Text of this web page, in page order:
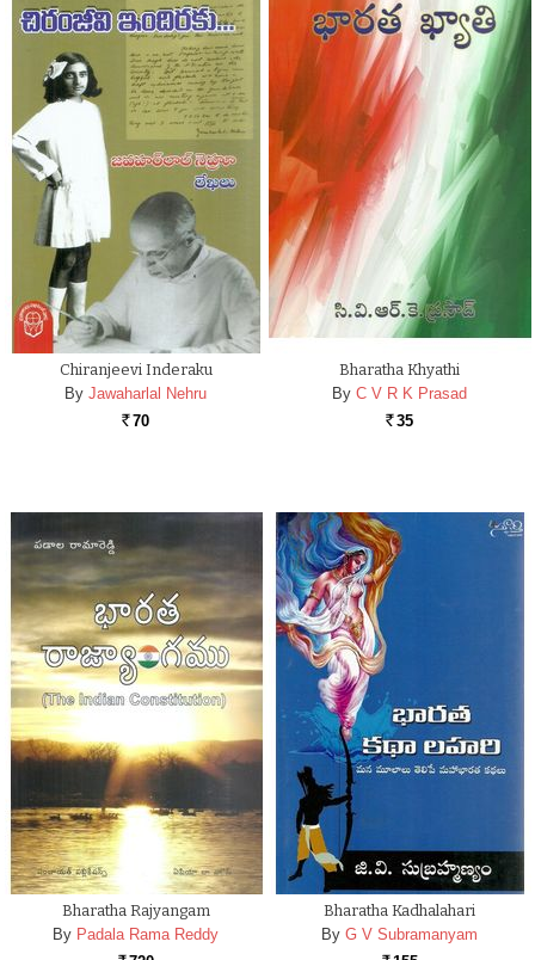
Chiranjeevi Inderaku
By Jawaharlal Nehru
Rs. 70
Bharatha Khyathi
By C V R K Prasad
Rs. 35
Bharatha Rajyangam
By Padala Rama Reddy
Bharatha Kadhalahari
By G V Subramanyam